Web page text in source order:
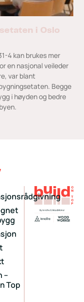
i Oslo
4 kan brukes mer
en nasjonal veileder
var blant
Begge
i høyden og bedre
–
Top